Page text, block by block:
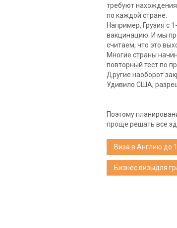
требуют нахождения
по каждой стране.
Например, Грузия с
вакцинацию. И мы
считаем, что это
Многие страны
повторный тест по
Другие наоборот
Удивило США,
Поэтому
проще решать все
Виза в Англию до
Бизнес визыдля